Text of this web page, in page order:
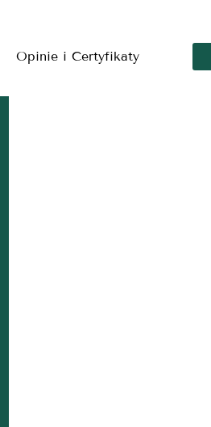
Opinie i Certyfikaty